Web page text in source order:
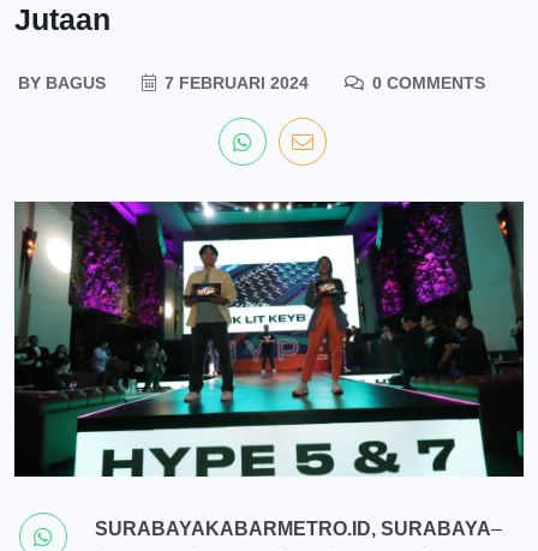
Jutaan
BYBAGUS 7 FEBRUARI 2024 0 COMMENTS
SURABAYAKABARMETRO.ID, SURABAYA–